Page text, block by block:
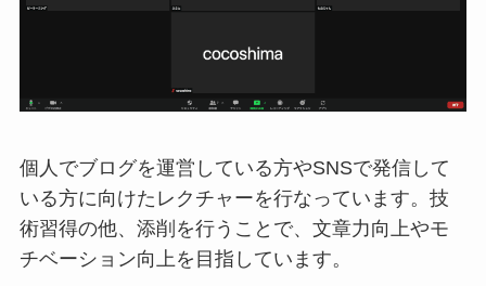
個人でブログを運営している方やSNSで発信して
いる方に向けたレクチャーを行なっています。技
術習得の他、添削を行うことで、文章力向上やモ
チベーション向上を目指しています。